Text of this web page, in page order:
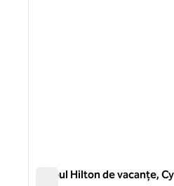
Clubul Hilton de vacanțe,